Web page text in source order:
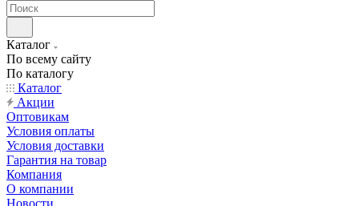
Каталог
По всему сайту
По каталогу
Каталог
Акции
Оптовикам
Условия оплаты
Условия доставки
Гарантия на товар
Компания
О компании
Новости